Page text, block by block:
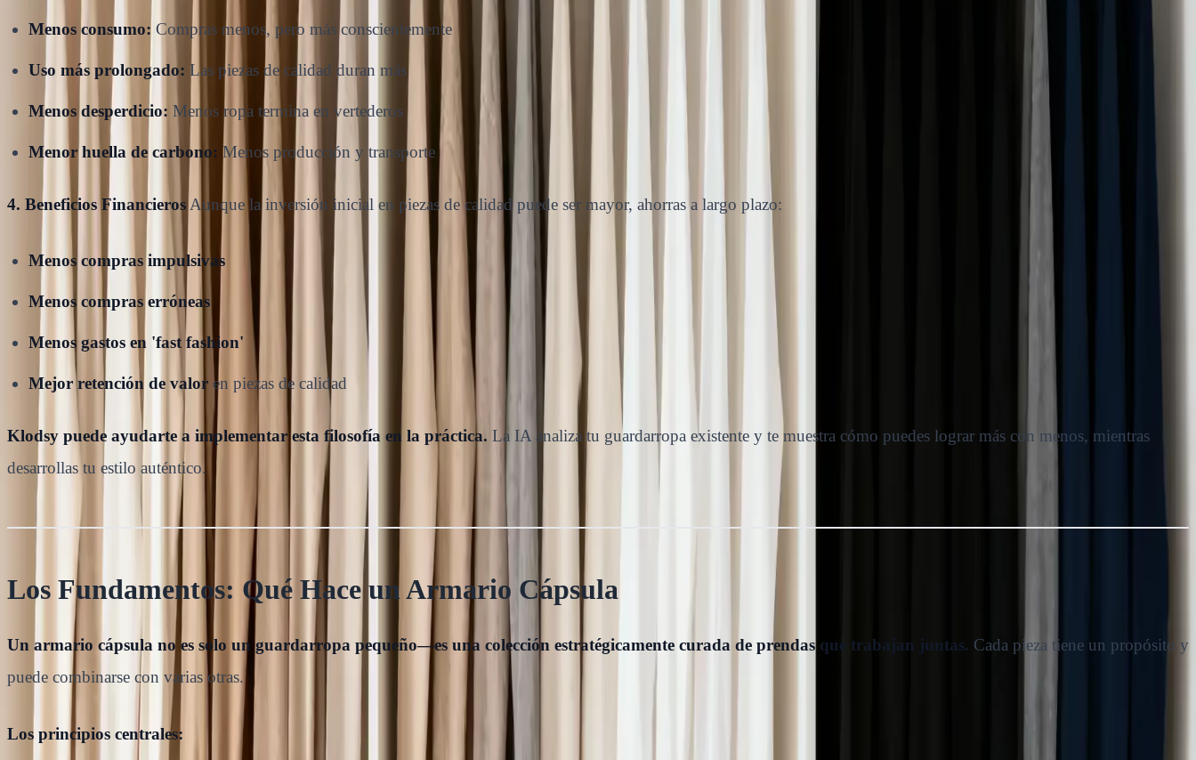
Menos consumo: Compras menos, pero más conscientemente
Uso más prolongado: Las piezas de calidad duran más
Menos desperdicio: Menos ropa termina en vertederos
Menor huella de carbono: Menos producción y transporte
4. Beneficios Financieros Aunque la inversión inicial en piezas de calidad puede ser mayor, ahorras a largo plazo:
Menos compras impulsivas
Menos compras erróneas
Menos gastos en 'fast fashion'
Mejor retención de valor en piezas de calidad
Klodsy puede ayudarte a implementar esta filosofía en la práctica. La IA analiza tu guardarropa existente y te muestra cómo puedes lograr más con menos, mientras
desarrollas tu estilo auténtico.
Los Fundamentos: Qué Hace un Armario Cápsula
Un armario cápsula no es solo un guardarropa pequeño—es una colección estratégicamente curada de prendas que trabajan juntas. Cada pieza tiene un propósito y
puede combinarse con varias otras.
Los principios centrales: